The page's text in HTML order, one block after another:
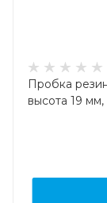
Пробка
высота 19